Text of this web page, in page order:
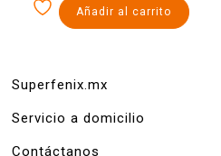
Añadir al carrito
Superfenix.mx
Servicio a domicilio
Contáctanos